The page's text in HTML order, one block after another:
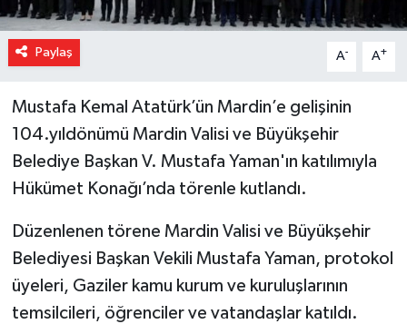
Paylaş A- A+
Mustafa Kemal Atatürk’ün Mardin’e gelişinin
104.yıldönümü Mardin Valisi ve Büyükşehir
Belediye Başkan V. Mustafa Yaman'ın katılımıyla
Hükümet Konağı’nda törenle kutlandı.
Düzenlenen törene Mardin Valisi ve Büyükşehir
Belediyesi Başkan Vekili Mustafa Yaman, protokol
üyeleri, Gaziler kamu kurum ve kuruluşlarının
temsilcileri, öğrenciler ve vatandaşlar katıldı.